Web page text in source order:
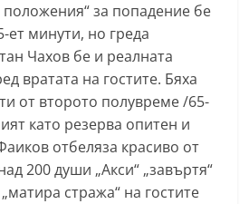
положения“ за попадение бе
ет минути, но греда
Чахов бе и реалната
вратата на гостите. Бяха
от второто полувреме /65-
като резерва опитен и
отбеляза красиво от
200 души „Акси“ „завъртя“
стража“ на гостите